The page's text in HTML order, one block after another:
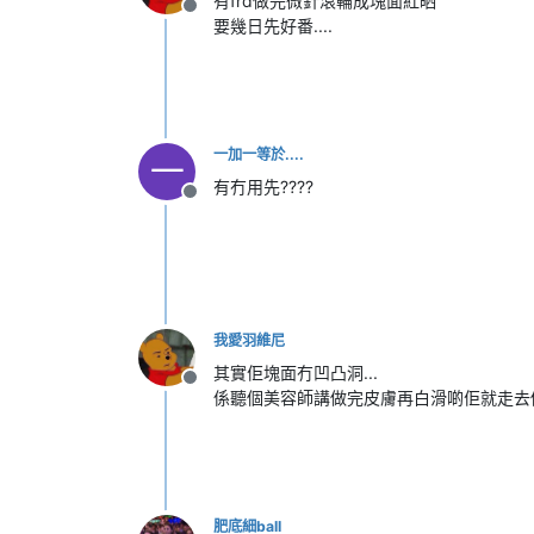
離線要幾日先好番....
一
離線
一加一等於....
有冇用先????
離線
我愛羽維尼
其實佢塊面冇凹凸洞...
係聽個美容師講做完皮膚再白滑啲佢就走去
肥底細ball